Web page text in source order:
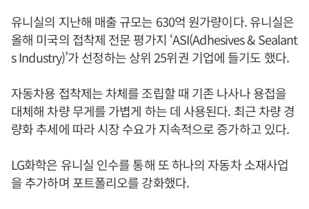
유니실의 지난해 매출 규모는 630억 원가량이다. 유니실은
올해 미국의 접착제 전문 평가지 ‘ASI(Adhesives & Sealant
s Industry)’가 선정하는 상위 25위권 기업에 들기도 했다.
자동차용 접착제는 차체를 조립할 때 기존 나사나 용접을
대체해 차량 무게를 가볍게 하는 데 사용된다. 최근 차량 경
량화 추세에 따라 시장 수요가 지속적으로 증가하고 있다.
LG화학은 유니실 인수를 통해 또 하나의 자동차 소재사업
을 추가하며 포트폴리오를 강화했다.